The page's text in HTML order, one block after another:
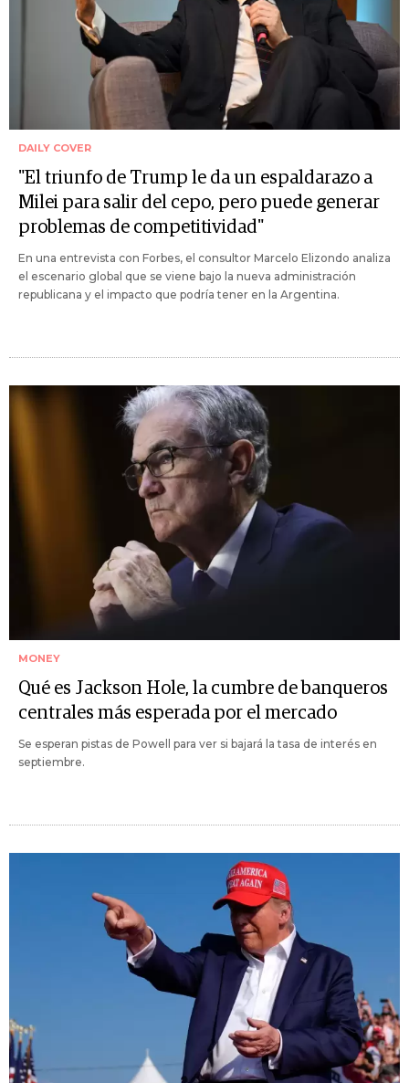
DAILY COVER
"El triunfo de Trump le da un espaldarazo a
Milei para salir del cepo, pero puede generar
problemas de competitividad"
En una entrevista con Forbes, el consultor Marcelo Elizondo analiza
el escenario global que se viene bajo la nueva administración
republicana y el impacto que podría tener en la Argentina.
MONEY
Qué es Jackson Hole, la cumbre de banqueros
centrales más esperada por el mercado
Se esperan pistas de Powell para ver si bajará la tasa de interés en
septiembre.